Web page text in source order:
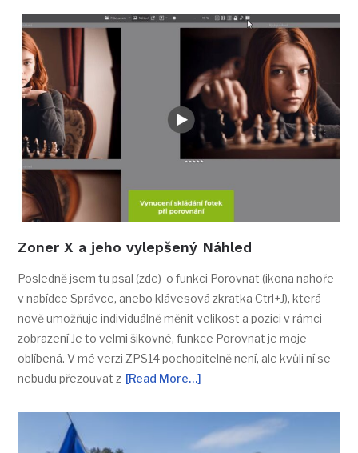
Zoner X a jeho vylepšený Náhled
Posledně jsem tu psal (zde) o funkci Porovnat (ikona nahoře
v nabídce Správce, anebo klávesová zkratka Ctrl+J), která
nově umožňuje individuálně měnit velikost a pozici v rámci
zobrazení Je to velmi šikovné, funkce Porovnat je moje
oblíbená. V mé verzi ZPS14 pochopitelně není, ale kvůli ní se
nebudu přezouvat z [Read More…]